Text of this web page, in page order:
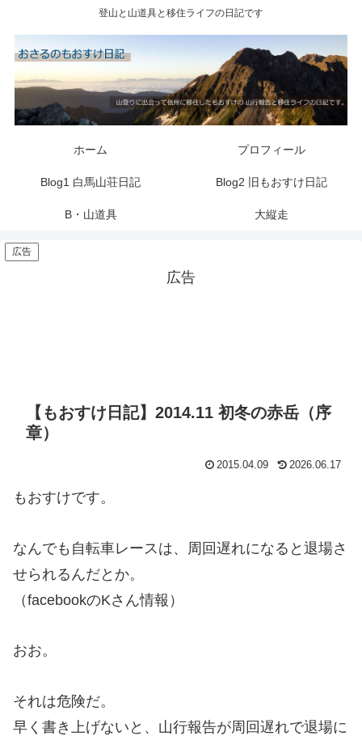
登山と山道具と移住ライフの日記です
ホーム プロフィール
Blog1 白馬山荘日記 Blog2 旧もおすけ日記
B・山道具 大縦走
広告
広告
【もおすけ日記】2014.11 初冬の赤岳（序
章）
2015.04.09 2026.06.17
もおすけです。
なんでも自転車レースは、周回遅れになると退場さ
せられるんだとか。
（facebookのKさん情報）
おお。
それは危険だ。
早く書き上げないと、山行報告が周回遅れで退場に